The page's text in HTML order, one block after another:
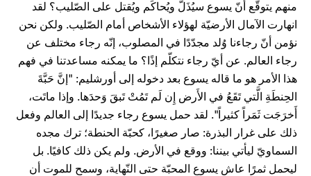
منهم يتوقّع أنّ يسوع سيُذَلُّ ويُحاكَم ويُقتل على الصّليب؟ لقد
انهارت الآمال الأرضيّة لهؤلاء الأشخاص أمام الصّليب. ولكن نحن
نؤمن أنّ رجاءنا وُلد مجدّدًا في المصلوب، إنّه رجاء مختلف عن
رجاء العالم. عن أيّ رجاء نتكلّم إذًا؟ ما يمكنه مساعدتنا في فهم
هذا الأمر هو ما قاله يسوع بعد دخوله إلى أورشليم: "إنَّ حَبَّةَ
الحِنطَةِ الَّتي تَقَعُ في الأَرض إِن لَم تَمُتْ تَبقَ وَحدَها. وإذا ماتَت،
أَخرَجَت ثَمَراً كثيراً". لقد حمل يسوع رجاء جديدًا إلى العالم وفعل
ذلك على غرار البذرة: صار صغيرًا، كحبّة الحنطة؛ ترك مجده
السماويّ ليأتي بيننا: ووقع في الأرض. ولم يكن ذلك كافيًا. بل
ليحمل ثمرًا عاش يسوع المحبّة حتى النّهاية، وسمح للموت أن